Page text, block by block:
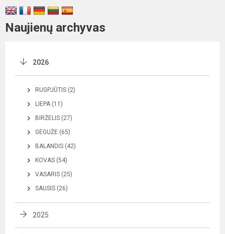
Naujienų archyvas
2026
RUGPJŪTIS (2)
LIEPA (11)
BIRŽELIS (27)
GEGUŽĖ (65)
BALANDIS (42)
KOVAS (54)
VASARIS (25)
SAUSIS (26)
2025